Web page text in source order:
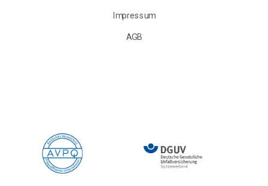
Impressum
AGB